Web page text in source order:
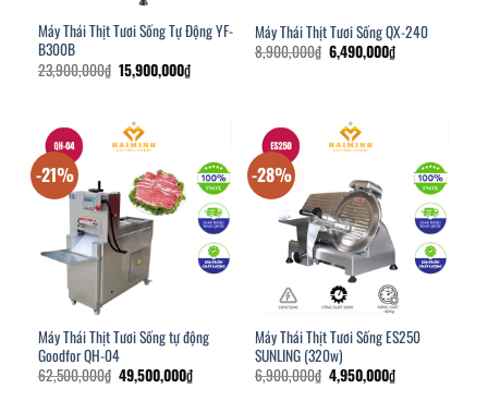
Máy Thái Thịt Tươi Sống Tự Động YF-
B300B
23,900,000₫ Giá
gốc
15,900,000₫Giá
hiện
Máy Thái Thịt Tươi Sống QX-240
8,900,000₫ Giá
gốc
6,490,000₫Giá
hiện
-21%
Máy Thái Thịt Tươi Sống tự động
Goodfor QH-04
62,500,000₫ Giá
gốc
49,500,000₫Giá
hiện
-28%
Máy Thái Thịt Tươi Sống ES250
SUNLING (320w)
6,900,000₫ Giá
gốc
4,950,000₫Giá
hiện